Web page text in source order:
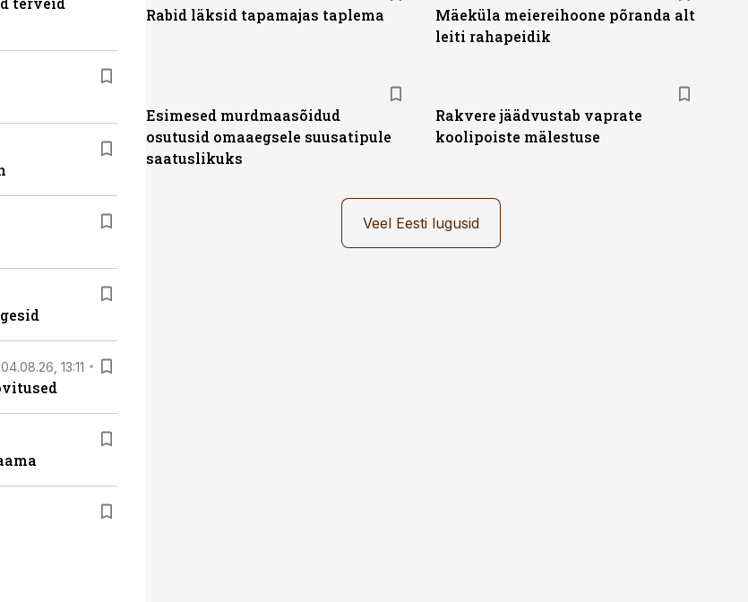
04.08.26, 13:11
Rabid läksid tapamajas taplema
Mäeküla meiereihoone põranda alt
leiti rahapeidik
Esimesed murdmaasõidud
osutusid omaaegsele suusatipule
saatuslikuks
Rakvere jäädvustab vaprate
koolipoiste mälestuse
Veel Eesti lugusid